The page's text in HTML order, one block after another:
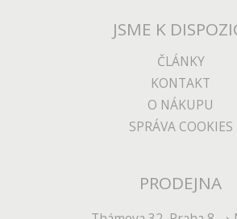
JSME K
ČLÁNKY
KONTAKT
O NÁKUPU
SPRÁVA COOKIES
PRODEJNA